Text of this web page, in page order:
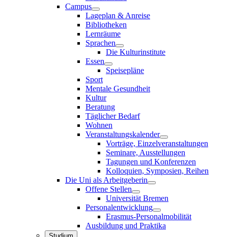
Campus
Lageplan & Anreise
Bibliotheken
Lernräume
Sprachen
Die Kulturinstitute
Essen
Speisepläne
Sport
Mentale Gesundheit
Kultur
Beratung
Täglicher Bedarf
Wohnen
Veranstaltungskalender
Vorträge, Einzelveranstaltungen
Seminare, Ausstellungen
Tagungen und Konferenzen
Kolloquien, Symposien, Reihen
Die Uni als Arbeitgeberin
Offene Stellen
Universität Bremen
Personalentwicklung
Erasmus-Personalmobilität
Ausbildung und Praktika